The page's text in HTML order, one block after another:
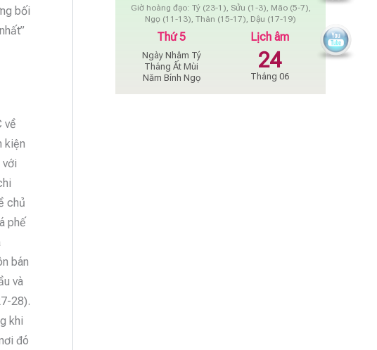
bối
về
kiện
chủ
phế
bán
và
28).
khi
đó
Giờ hoàng đạo: Tý (23-1), Sửu (1-3), Mão (5-7),
Ngọ (11-13), Thân (15-17), Dậu (17-19)
Thứ 5
Ngày Nhâm Tý
Tháng Ất Mùi
Năm Bính Ngọ
Lịch âm
24
Tháng 06